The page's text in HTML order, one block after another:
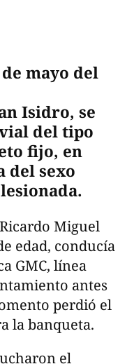
mayo del
Isidro, se
del tipo
fijo, en
del sexo
Miguel
edad, conducía
GMC, línea
antes
perdió el
la banqueta.
el